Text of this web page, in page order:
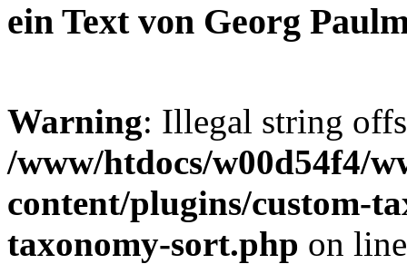
ein Text von Georg
Warning: Illegal string
/www/htdocs/w00d54f4/
content/plugins/custom-
taxonomy-sort.php on